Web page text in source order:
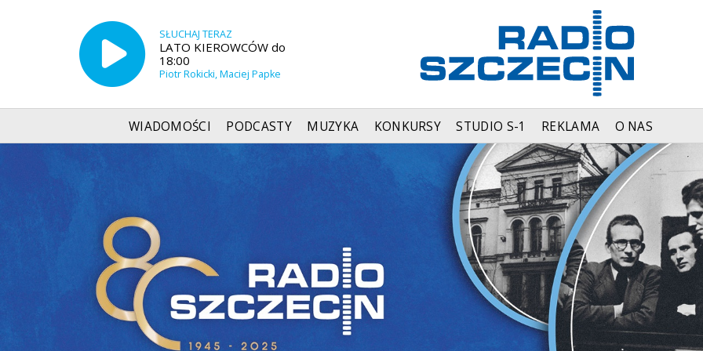
SŁUCHAJ TERAZ
LATO KIEROWCÓW do
18:00
Piotr Rokicki, Maciej Papke
WIADOMOŚCI PODCASTY MUZYKA KONKURSY STUDIO S-1 REKLAMA O NAS